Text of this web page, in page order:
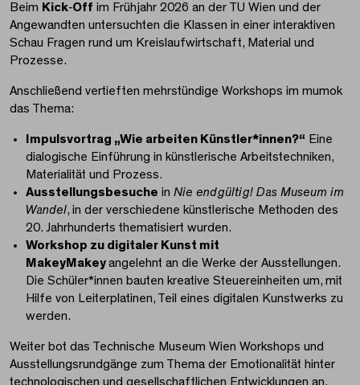
Beim Kick‑Off im Frühjahr 2026 an der TU Wien und der
Angewandten untersuchten die Klassen in einer interaktiven
Schau Fragen rund um Kreislaufwirtschaft, Material und
Prozesse.
Anschließend vertieften mehrstündige Workshops im mumok
das Thema:
Impulsvortrag „Wie arbeiten Künstler*innen?“ Eine
dialogische Einführung in künstlerische Arbeitstechniken,
Materialität und Prozess.
Ausstellungsbesuche in Nie endgültig! Das Museum im
Wandel, in der verschiedene künstlerische Methoden des
20. Jahrhunderts thematisiert wurden.
Workshop zu digitaler Kunst mit
MakeyMakeyangelehnt an die Werke der Ausstellungen.
Die Schüler*innen bauten kreative Steuereinheiten um, mit
Hilfe von Leiterplatinen, Teil eines digitalen Kunstwerks zu
werden.
Weiter bot das Technische Museum Wien Workshops und
Ausstellungsrundgänge zum Thema der Emotionalität hinter
technologischen und gesellschaftlichen Entwicklungen an.